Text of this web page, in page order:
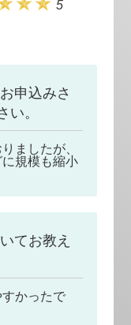
5
申込みさ
い。
ましたが、
規模も縮小
てお教え
かったで